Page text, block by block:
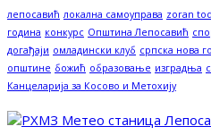
лепосавић локална самоуправа zoran
година конкурс Општина Лепосавић
догађаји омладински клуб српска нова
општине божић образовање изградња
Канцеларија за Косово и Метохију